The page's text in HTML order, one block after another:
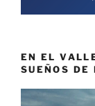
EN EL
SUEÑOS DE
Reproductor